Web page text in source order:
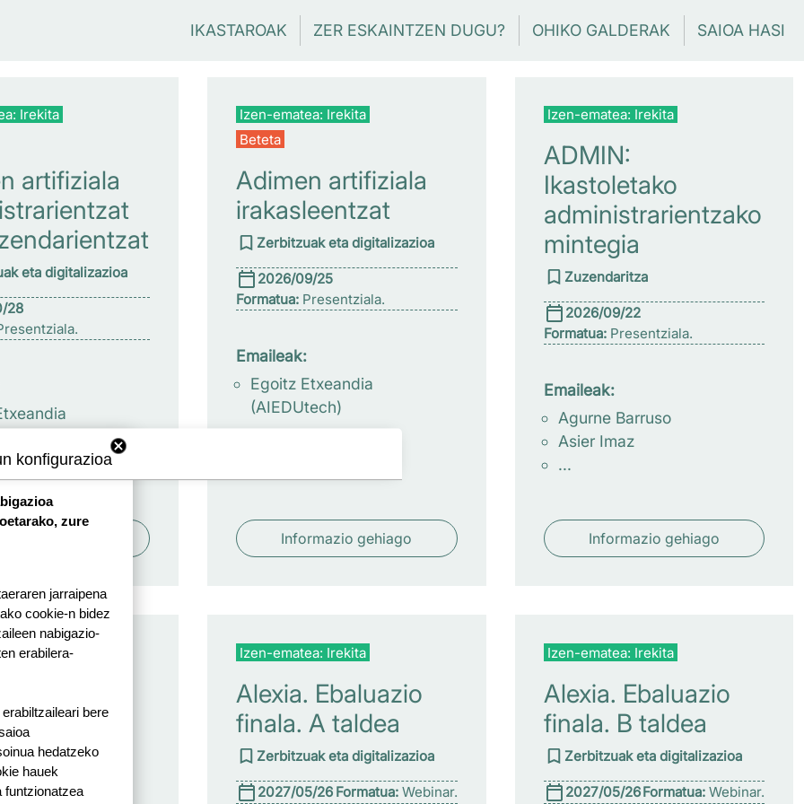
IKASTAROAK
ZER ESKAINTZEN DUGU? OHIKO GALDERAK SAIOA HASI
Irekita
artifiziala
eta digitalizazioa
28
Izen-ematea: Irekita
Beteta
Adimen artifiziala
irakasleentzat
Zerbitzuak eta digitalizazioa
2026/09/25
Formatua: Presentziala.
Emaileak:
Egoitz Etxeandia
(AIEDUtech)
Informazio gehiago
Izen-ematea: Irekita
ADMIN:
Ikastoletako
administrarientzako
mintegia
Zuzendaritza
2026/09/22
Formatua:Presentziala.
Emaileak:
Agurne Barruso
Asier Imaz
...
Informazio gehiago
Irekita Izen-ematea: Irekita
Alexia. Ebaluazio
finala. A taldea
Zerbitzuak eta digitalizazioa
2027/05/26 Formatua:Webinar.
Izen-ematea: Irekita
Alexia. Ebaluazio
finala. B taldea
Zerbitzuak eta digitalizazioa
2027/05/26Formatua:Webinar.
konfigurazioa
zure
jarraipena
cookie-n bidez
nabigazio-
erabilera-
bere
hedatzeko
hauek
funtzionatzea